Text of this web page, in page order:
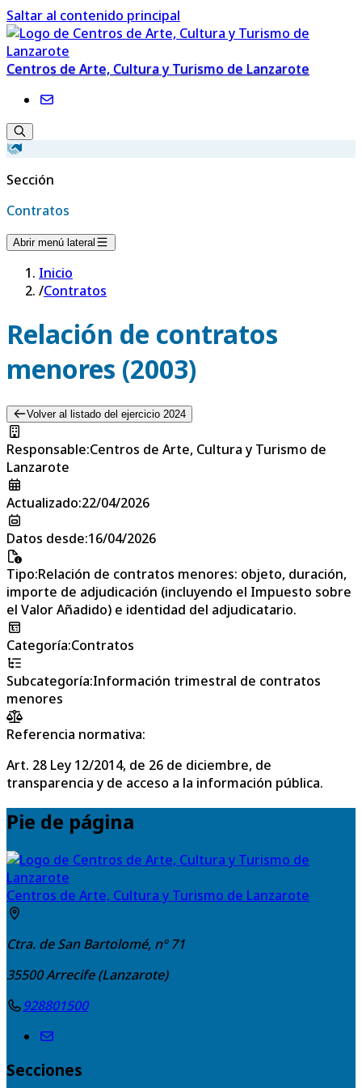
Saltar al contenido principal
Centros de Arte, Cultura y Turismo de Lanzarote
Sección
Contratos
Abrir menú lateral
Inicio
/Contratos
Relación de contratos
menores (2003)
Volver al listado del ejercicio 2024
Responsable:Centros de Arte, Cultura y Turismo de
Lanzarote
Actualizado:22/04/2026
Datos desde:16/04/2026
Tipo:Relación de contratos menores: objeto, duración,
importe de adjudicación (incluyendo el Impuesto sobre
el Valor Añadido) e identidad del adjudicatario.
Categoría:Contratos
Subcategoría:Información trimestral de contratos
menores
Referencia normativa:
Art. 28 Ley 12/2014, de 26 de diciembre, de
transparencia y de acceso a la información pública.
Pie de página
Centros de Arte, Cultura y Turismo de Lanzarote
Ctra. de San Bartolomé, nº 71
35500Arrecife (Lanzarote)
928801500
Secciones